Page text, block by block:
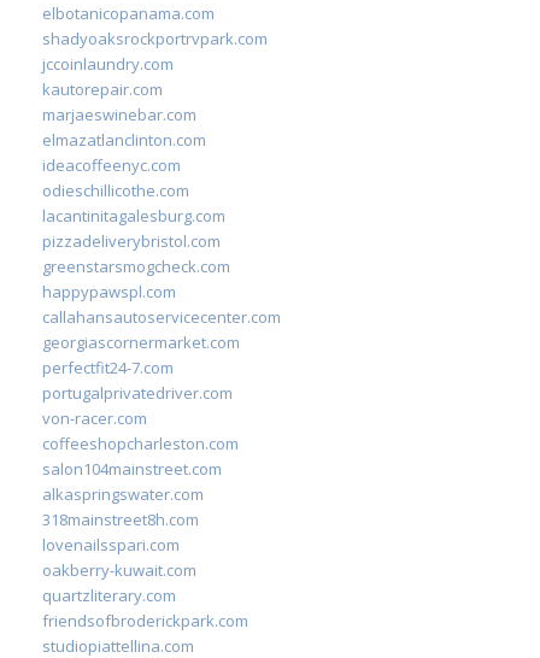
elbotanicopanama.com
shadyoaksrockportrvpark.com
jccoinlaundry.com
kautorepair.com
marjaeswinebar.com
elmazatlanclinton.com
ideacoffeenyc.com
odieschillicothe.com
lacantinitagalesburg.com
pizzadeliverybristol.com
greenstarsmogcheck.com
happypawspl.com
callahansautoservicecenter.com
georgiascornermarket.com
perfectfit24-7.com
portugalprivatedriver.com
von-racer.com
coffeeshopcharleston.com
salon104mainstreet.com
alkaspringswater.com
318mainstreet8h.com
lovenailsspari.com
oakberry-kuwait.com
quartzliterary.com
friendsofbroderickpark.com
studiopiattellina.com